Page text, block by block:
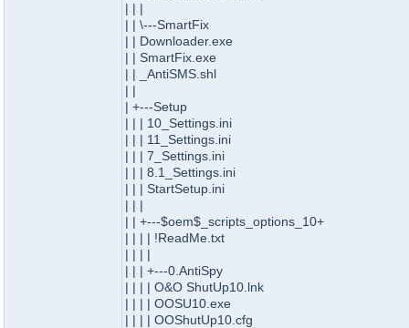
| | |
| | \---SmartFix
| | Downloader.exe
| | SmartFix.exe
| | _AntiSMS.shl
| |
| +---Setup
| | | 10_Settings.ini
| | | 11_Settings.ini
| | | 7_Settings.ini
| | | 8.1_Settings.ini
| | | StartSetup.ini
| | |
| | +---$oem$_scripts_options_10+
| | | | !ReadMe.txt
| | | |
| | | +---0.AntiSpy
| | | | O&O ShutUp10.lnk
| | | | OOSU10.exe
| | | | OOShutUp10.cfg